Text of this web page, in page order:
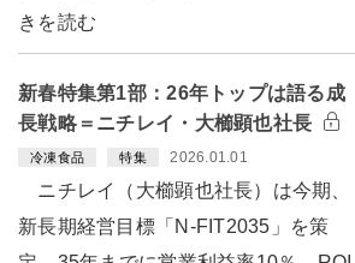
きを読む
新春特集第1部：26年トップは語る成
長戦略＝ニチレイ・大櫛顕也社長
冷凍食品 特集 2026.01.01
ニチレイ（大櫛顕也社長）は今期、
新長期経営目標「N-FIT2035」を策